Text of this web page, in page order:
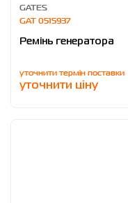
GATES
GAT 0515937
Ремінь генератора
уточнити термін поставки
уточнити ціну